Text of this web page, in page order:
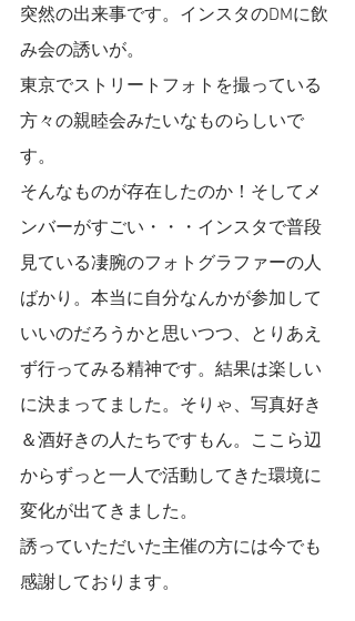
突然の出来事です。インスタのDMに飲
み会の誘いが。
東京でストリートフォトを撮っている
方々の親睦会みたいなものらしいで
す。
そんなものが存在したのか！そしてメ
ンバーがすごい・・・インスタで普段
見ている凄腕のフォトグラファーの人
ばかり。本当に自分なんかが参加して
いいのだろうかと思いつつ、とりあえ
ず行ってみる精神です。結果は楽しい
に決まってました。そりゃ、写真好き
＆酒好きの人たちですもん。ここら辺
からずっと一人で活動してきた環境に
変化が出てきました。
誘っていただいた主催の方には今でも
感謝しております。